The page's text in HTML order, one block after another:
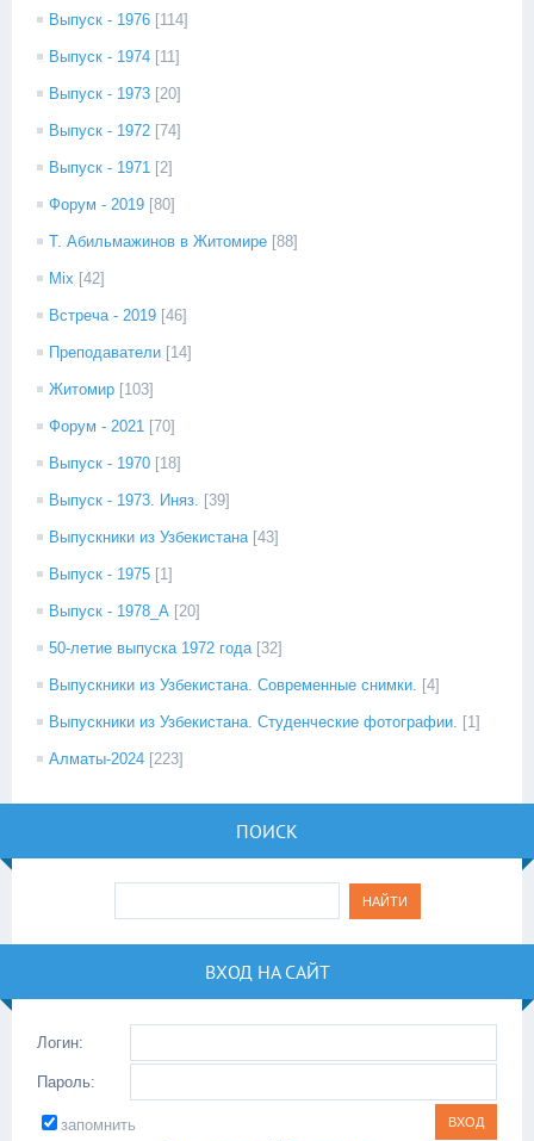
Выпуск - 1976 [114]
Выпуск - 1974 [11]
Выпуск - 1973 [20]
Выпуск - 1972 [74]
Выпуск - 1971 [2]
Форум - 2019 [80]
Т. Абильмажинов в Житомире [88]
Mix [42]
Встреча - 2019 [46]
Преподаватели [14]
Житомир [103]
Форум - 2021 [70]
Выпуск - 1970 [18]
Выпуск - 1973. Иняз. [39]
Выпускники из Узбекистана [43]
Выпуск - 1975 [1]
Выпуск - 1978_А [20]
50-летие выпуска 1972 года [32]
Выпускники из Узбекистана. Современные снимки. [4]
Выпускники из Узбекистана. Студенческие фотографии. [1]
Алматы-2024 [223]
ПОИСК
ВХОД НА САЙТ
Логин:
Пароль:
запомнить